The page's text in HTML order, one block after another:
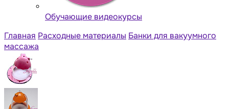
Обучающие видеокурсы
Главная Расходные материалы Банки для вакуумного
массажа